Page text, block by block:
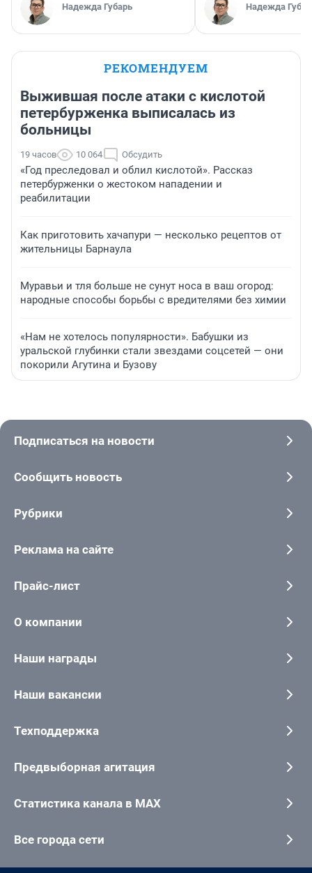
Надежда Губарь Надежда
РЕКОМЕНДУЕМ
Выжившая после атаки с кислотой
петербурженка выписалась из
больницы
19 часов 10 064 Обсудить
«Год преследовал и облил кислотой». Рассказ
петербурженки о жестоком нападении и
реабилитации
Как приготовить хачапури — несколько рецептов от
жительницы Барнаула
Муравьи и тля больше не сунут носа в ваш огород:
народные способы борьбы с вредителями без химии
«Нам не хотелось популярности». Бабушки из
уральской глубинки стали звездами соцсетей — они
покорили Агутина и Бузову
Подписаться на новости
Сообщить новость
Рубрики
Реклама на сайте
Прайс-лист
О компании
Наши награды
Наши вакансии
Техподдержка
Предвыборная агитация
Статистика канала в MAX
Все города сети